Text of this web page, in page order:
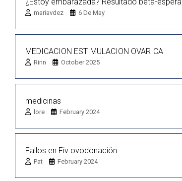
mariavdez 6 De May
MEDICACION ESTIMULACION OVARICA
Rinn October 2025
medicinas
lore February 2024
Fallos en Fiv ovodonación
Pat February 2024